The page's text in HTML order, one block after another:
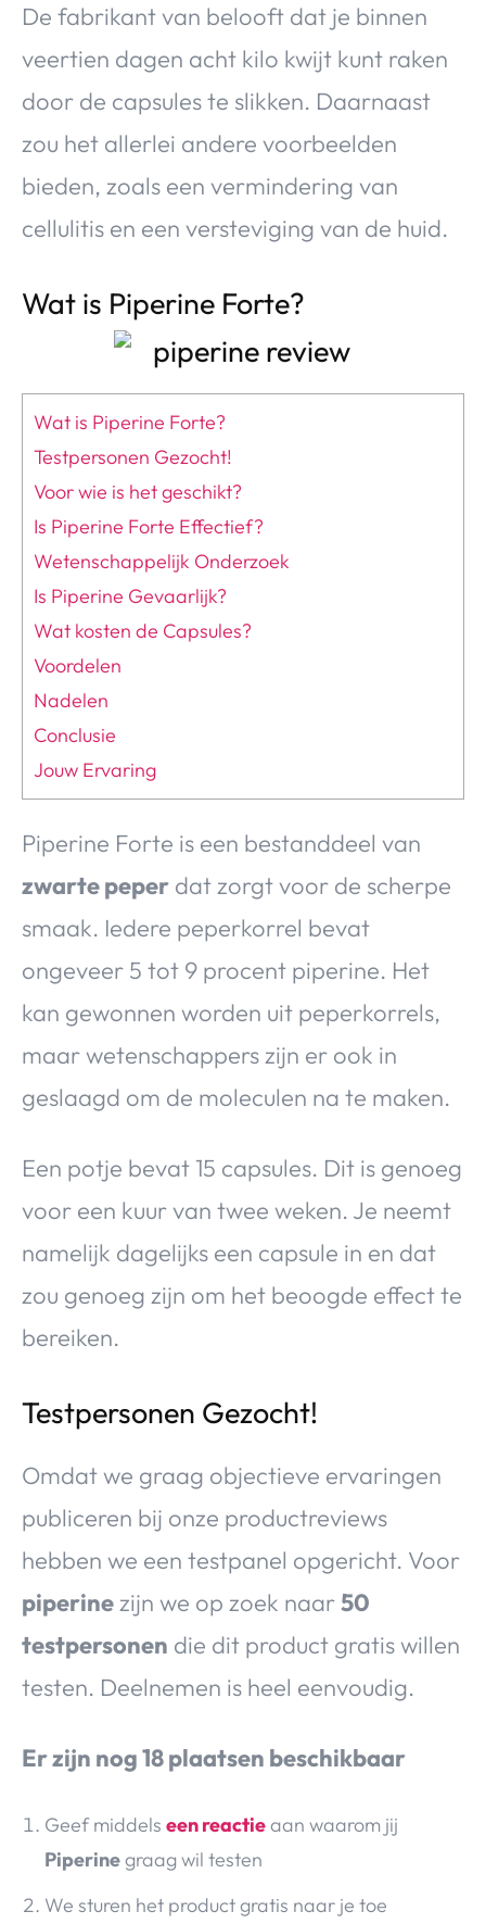
De fabrikant van belooft dat je binnen
veertien dagen acht kilo kwijt kunt raken
door de capsules te slikken. Daarnaast
zou het allerlei andere voorbeelden
bieden, zoals een vermindering van
cellulitis en een versteviging van de huid.
Wat is Piperine Forte?
Wat is Piperine Forte?
Testpersonen Gezocht!
Voor wie is het geschikt?
Is Piperine Forte Effectief?
Wetenschappelijk Onderzoek
Is Piperine Gevaarlijk?
Wat kosten de Capsules?
Voordelen
Nadelen
Conclusie
Jouw Ervaring
Piperine Forte is een bestanddeel van
zwarte peper dat zorgt voor de scherpe
smaak. Iedere peperkorrel bevat
ongeveer 5 tot 9 procent piperine. Het
kan gewonnen worden uit peperkorrels,
maar wetenschappers zijn er ook in
geslaagd om de moleculen na te maken.
Een potje bevat 15 capsules. Dit is genoeg
voor een kuur van twee weken. Je neemt
namelijk dagelijks een capsule in en dat
zou genoeg zijn om het beoogde effect te
bereiken.
Testpersonen Gezocht!
Omdat we graag objectieve ervaringen
publiceren bij onze productreviews
hebben we een testpanel opgericht. Voor
piperinezijn we op zoek naar50
testpersonen die dit product gratis willen
testen. Deelnemen is heel eenvoudig.
Er zijn nog 18 plaatsen beschikbaar
Geef middels een reactieaan waarom jij
Piperinegraag wil testen
We sturen het product gratis naar je toe